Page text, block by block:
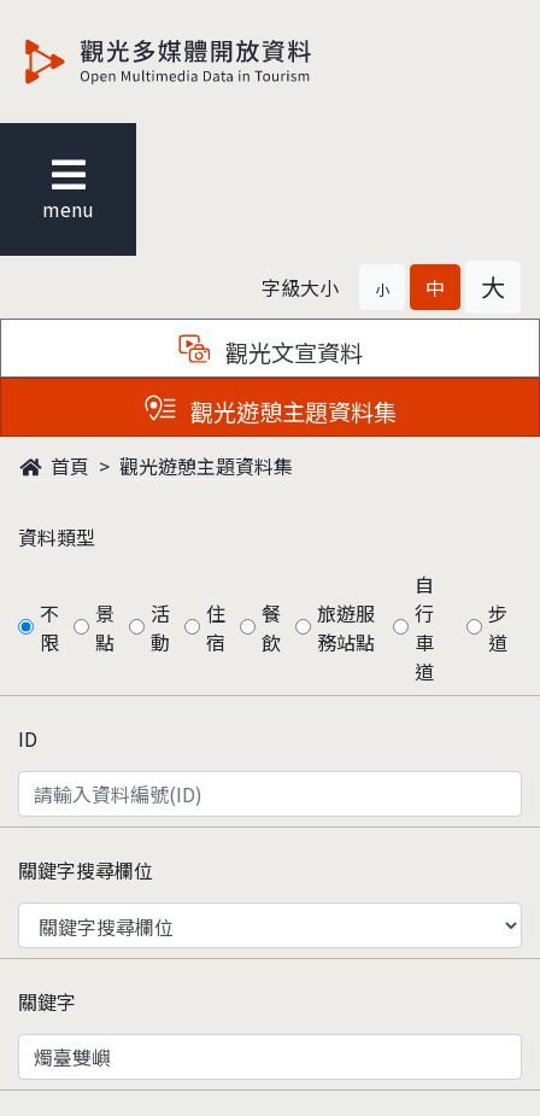
menu
字級大小 小 中 大
觀光文宣資料
觀光遊憩主題資料集
首頁 觀光遊憩主題資料集
資料類型
不
限
景
點
活
動
住
宿
餐
飲
旅遊服
務站點
自
行
車
道
步
道
ID
關鍵字搜尋欄位
關鍵字